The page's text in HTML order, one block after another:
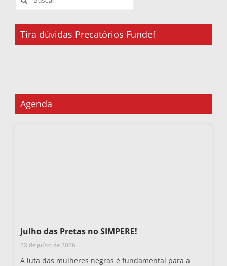
Tira dúvidas Precatórios Fundef
Agenda
Julho das Pretas no SIMPERE!
22 de julho de 2026
A luta das mulheres negras é fundamental para a